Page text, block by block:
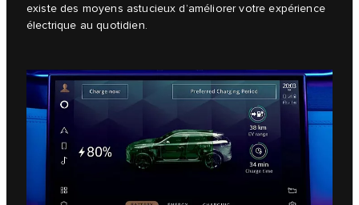
existe des moyens astucieux d’améliorer votre expérience
électrique au quotidien.